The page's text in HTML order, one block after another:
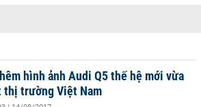
hình ảnh Audi Q5 thế hệ mới vừa
thị trường Việt Nam